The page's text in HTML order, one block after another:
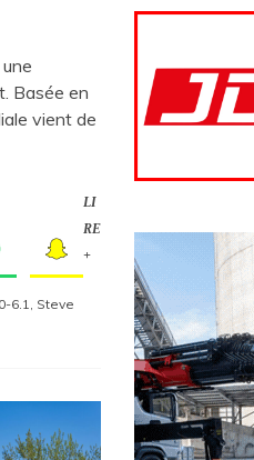
Basée en
vient de
LI
RE
+
6.1
Steve